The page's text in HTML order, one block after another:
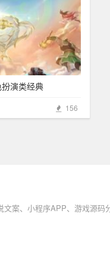
演类经典
156
文案、小程序APP、游戏源码